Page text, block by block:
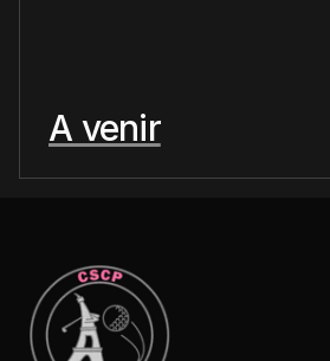
A venir
brijr/components